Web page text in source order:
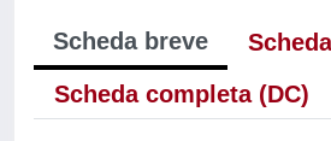
Scheda breve
Scheda completa (DC)